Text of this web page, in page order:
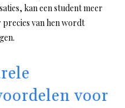
kan een student meer
van hen wordt
voor